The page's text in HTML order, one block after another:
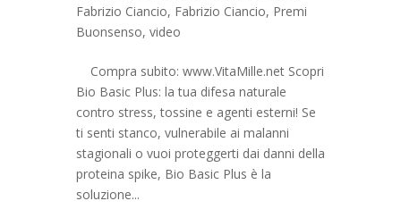
Fabrizio Ciancio, Fabrizio Ciancio, Premi
Buonsenso, video
Compra subito: www.VitaMille.net Scopri
Bio Basic Plus: la tua difesa naturale
contro stress, tossine e agenti esterni! Se
ti senti stanco, vulnerabile ai malanni
stagionali o vuoi proteggerti dai danni della
proteina spike, Bio Basic Plus è la
soluzione...